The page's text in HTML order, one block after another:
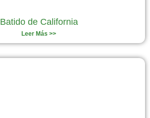
Batido de California
Leer Más >>